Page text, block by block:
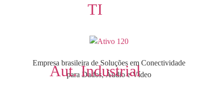
TI
Aut. Industrial
Empresa brasileira de Soluções em Conectividade
para Dados, Áudio e Vídeo